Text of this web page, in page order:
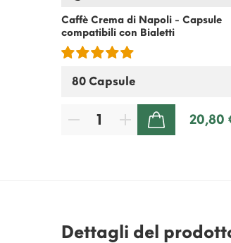
Caffè Crema di Napoli - Capsule
compatibili con Bialetti
20,80
Dettagli del